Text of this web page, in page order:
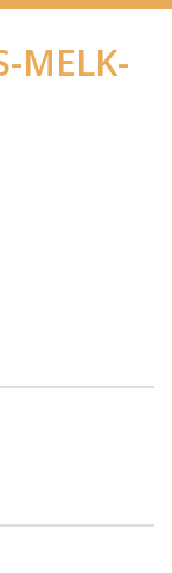
MELK-